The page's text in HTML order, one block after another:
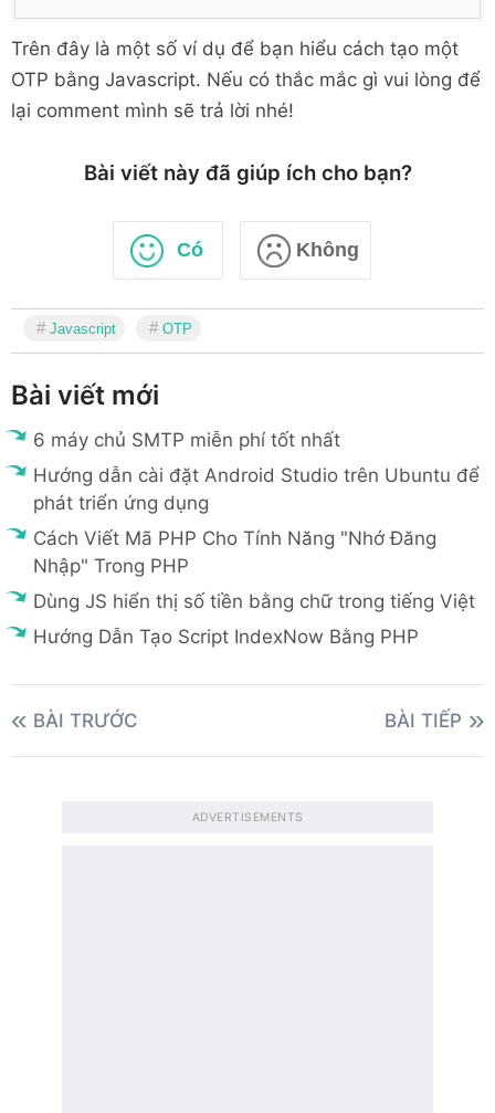
Trên đây là một số ví dụ để bạn hiểu cách tạo một
OTP bằng Javascript. Nếu có thắc mắc gì vui lòng để
lại comment mình sẽ trả lời nhé!
Bài viết này đã giúp ích cho bạn?
Có Không
Javascript OTP
Bài viết mới
6 máy chủ SMTP miễn phí tốt nhất
Hướng dẫn cài đặt Android Studio trên Ubuntu để
phát triển ứng dụng
Cách Viết Mã PHP Cho Tính Năng "Nhớ Đăng
Nhập" Trong PHP
Dùng JS hiển thị số tiền bằng chữ trong tiếng Việt
Hướng Dẫn Tạo Script IndexNow Bằng PHP
BÀI TRƯỚC BÀI TIẾP
ADVERTISEMENTS